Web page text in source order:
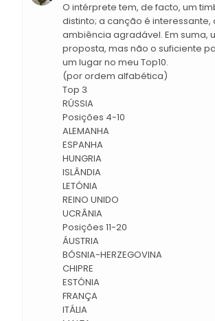
O intérprete tem, de facto, um
distinto; a canção é interessante,
ambiência agradável. Em suma,
proposta, mas não o suficiente
um lugar no meu Top10.
(por ordem alfabética)
Top 3
RÚSSIA
Posições 4-10
ALEMANHA
ESPANHA
HUNGRIA
ISLÂNDIA
LETÓNIA
REINO UNIDO
UCRÂNIA
Posições 11-20
ÁUSTRIA
BÓSNIA-HERZEGOVINA
CHIPRE
ESTÓNIA
FRANÇA
ITÁLIA